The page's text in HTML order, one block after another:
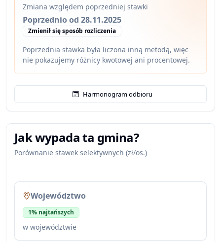
Zmiana względem poprzedniej stawki
Poprzednio od 28.11.2025
Zmienił się sposób rozliczenia
Poprzednia stawka była liczona inną metodą, więc
nie pokazujemy różnicy kwotowej ani procentowej.
Harmonogram odbioru
Jak wypada ta gmina?
Porównanie stawek selektywnych (zł/os.)
Województwo
1% najtańszych
w województwie